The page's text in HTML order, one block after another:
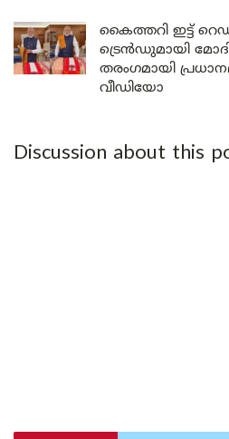
കൈത്തറി ഇട്ട്
ട്രെൻഡുമായി
തരംഗമായി
വീഡിയോ
Discussion about this